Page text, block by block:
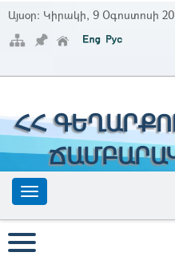
Այսօր: Կիրակի, 9 Օգոստոսի
ՀՀ